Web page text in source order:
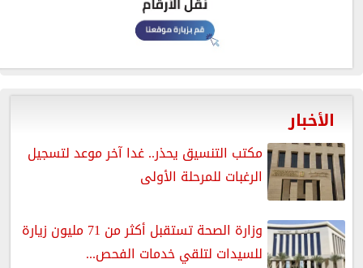
الأخبار
مكتب التنسيق يحذر.. غدا آخر موعد لتسجيل
الرغبات للمرحلة الأولى
وزارة الصحة تستقبل أكثر من 71 مليون زيارة
للسيدات لتلقي خدمات الفحص...